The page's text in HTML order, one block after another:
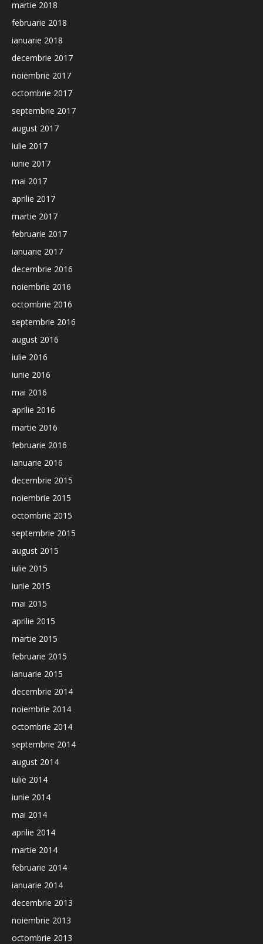
martie 2018
februarie 2018
ianuarie 2018
decembrie 2017
noiembrie 2017
octombrie 2017
septembrie 2017
august 2017
iulie 2017
iunie 2017
mai 2017
aprilie 2017
martie 2017
februarie 2017
ianuarie 2017
decembrie 2016
noiembrie 2016
octombrie 2016
septembrie 2016
august 2016
iulie 2016
iunie 2016
mai 2016
aprilie 2016
martie 2016
februarie 2016
ianuarie 2016
decembrie 2015
noiembrie 2015
octombrie 2015
septembrie 2015
august 2015
iulie 2015
iunie 2015
mai 2015
aprilie 2015
martie 2015
februarie 2015
ianuarie 2015
decembrie 2014
noiembrie 2014
octombrie 2014
septembrie 2014
august 2014
iulie 2014
iunie 2014
mai 2014
aprilie 2014
martie 2014
februarie 2014
ianuarie 2014
decembrie 2013
noiembrie 2013
octombrie 2013